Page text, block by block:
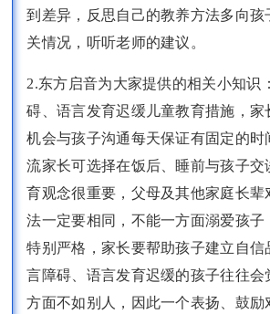
到差异，反思自己的教养方法多向孩
关情况，听听老师的建议。
2.东方启音为大家提供的相关小知识
碍、语言发育迟缓儿童教育措施，家
机会与孩子沟通每天保证有固定的时
流家长可选择在饭后、睡前与孩子交
育观念很重要，父母及其他家庭长辈
法一定要相同，不能一方面溺爱孩子
特别严格，家长要帮助孩子建立自信
言障碍、语言发育迟缓的孩子往往会
方面不如别人，因此一个表扬、鼓励